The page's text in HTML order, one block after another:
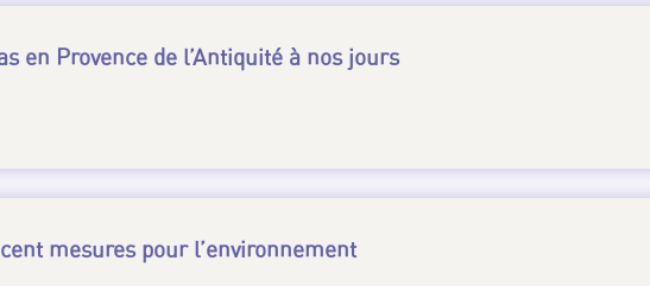
en Provence de l’Antiquité à nos jours
mesures pour l’environnement